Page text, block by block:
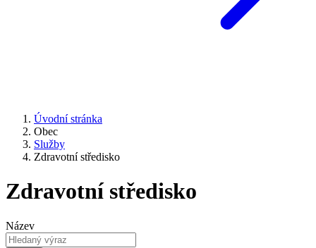
Úvodní stránka
Obec
Služby
Zdravotní středisko
Zdravotní středisko
Název